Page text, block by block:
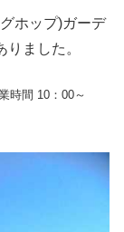
ホップ)ガーデ
ました。
時間 10：00～